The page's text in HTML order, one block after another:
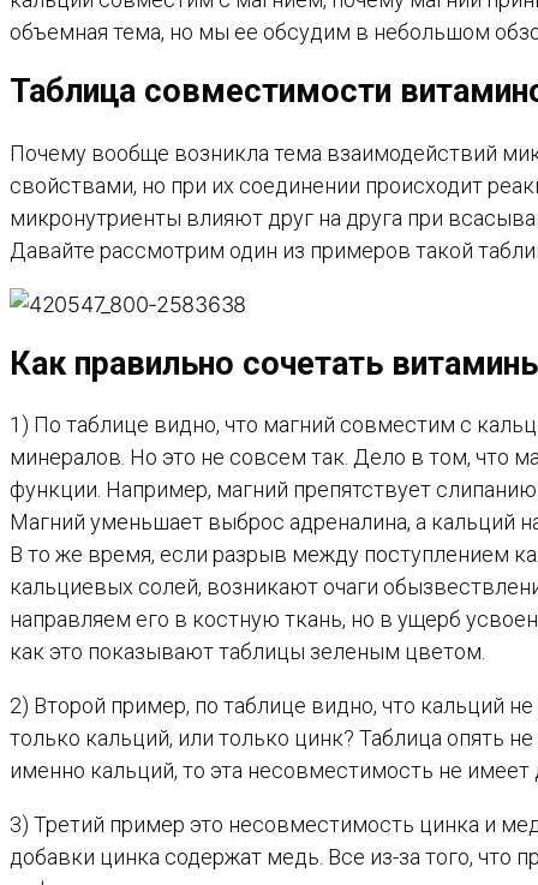
объемная тема, но мы ее обсудим в небольшом
Таблица совместимости
Почему вообще возникла тема взаимодействий
свойствами, но при их соединении происходит
микронутриенты влияют друг на друга при
Давайте рассмотрим один из примеров такой
Как правильно сочетать
1) По таблице видно, что магний совместим с
минералов. Но это не совсем так. Дело в том, что
функции. Например, магний препятствует
Магний уменьшает выброс адреналина, а кальций
В то же время, если разрыв между поступлением
кальциевых солей, возникают очаги
направляем его в костную ткань, но в ущерб
как это показывают таблицы зеленым цветом.
2) Второй пример, по таблице видно, что кальций
только кальций, или только цинк? Таблица опять
именно кальций, то эта несовместимость не имеет
3) Третий пример это несовместимость цинка и
добавки цинка содержат медь. Все из-за того, что